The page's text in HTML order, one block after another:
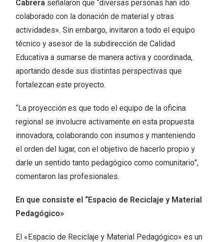
Cabrera señalaron que “diversas personas han ido
colaborado con la donación de material y otras
actividades». Sin embargo, invitaron a todo el equipo
técnico y asesor de la subdirección de Calidad
Educativa a sumarse de manera activa y coordinada,
aportando desde sus distintas perspectivas que
fortalezcan este proyecto.
“La proyección es que todo el equipo de la oficina
regional se involucre activamente en esta propuesta
innovadora, colaborando con insumos y manteniendo
el orden del lugar, con el objetivo de hacerlo propio y
darle un sentido tanto pedagógico como comunitario”,
comentaron las profesionales.
En que consiste el “Espacio de Reciclaje y Material
Pedagógico»
El «Espacio de Reciclaje y Material Pedagógico» es un